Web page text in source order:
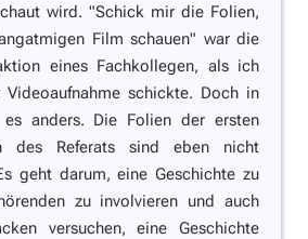
wird. "Schick mir die Folien,
Film schauen" war die
eines Fachkollegen, als ich
schickte. Doch in
anders. Die Folien der ersten
des Referats sind eben nicht
geht darum, eine Geschichte zu
zu involvieren und auch
versuchen, eine Geschichte